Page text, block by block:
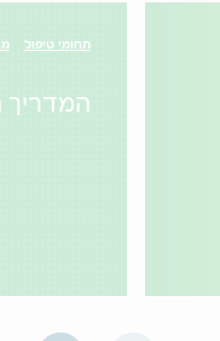
תחומי טיפול
המדריך